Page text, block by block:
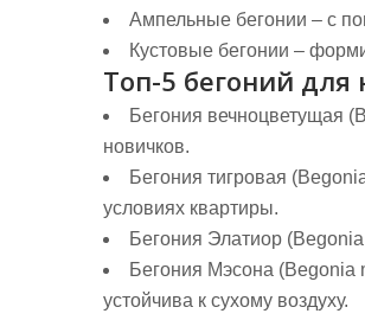
Ампельные бегонии – с
Кустовые бегонии –
Топ-5 бегоний
Бегония вечноцветущая
новичков.
Бегония тигровая
условиях квартиры.
Бегония Элатиор
Бегония Мэсона (Begonia
устойчива к сухому воздуху.